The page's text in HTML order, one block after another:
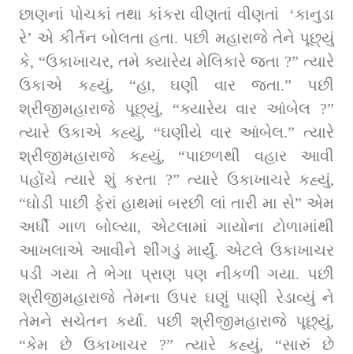
છાણનાં પોચકાં તથા કાંકરા વીણતાં વીણતાં  ‘કાનુડા
રે’ એ કીર્તન બોલતા હતા. પછી મહારાજે તેને પૂછ્યું
કે, “ઉકાખાચર, તમે ક્યારેય મેલિકારે જતા ?” ત્‍યારે
ઉકાએ કહ્યું, “હા, ઘણી વાર જતા.” પછી
શ્રીજીમહારાજે પૂછ્યું, “ક્યારેય વાર આંબેલ ?”
ત્‍યારે ઉકાએ કહ્યું, “ઘણીયે વાર આંબેલ.” ત્‍યારે
શ્રીજીમહારાજે કહ્યું, “પાછળથી વહાર આવી
પહોંચે ત્‍યારે શું કરતા ?” ત્‍યારે ઉકાખાચરે કહ્યું,
“ઘોડી પાછી ફેરાં હાથમાં બરછી લાં તારી મા સે” એમ
અર્ધી ગાળ બોલ્‍યા, એટલામાં ગાયોના ટોળામાંથી
આખલાએ આવીને શીંગડું માર્યું. એટલે ઉકાખાચર
પડી ગયા તે ભેગા પ્રાણ પણ નીકળી ગયા. પછી
શ્રીજીમહારાજે તેમના ઉપર ઘણું પાણી રેડાવ્યું ને
તેમને સચેતન કર્યા. પછી શ્રીજીમહારાજે પૂછ્યું,
“કેમ છે ઉકાખાચર ?” ત્યારે કહ્યું, “સારું છે